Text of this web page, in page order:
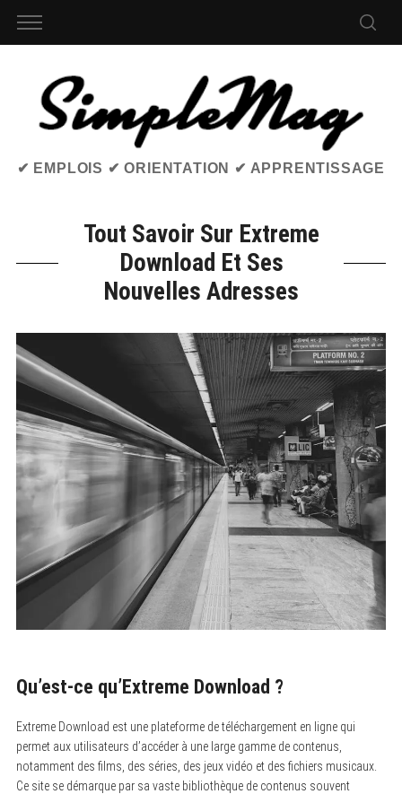
✔ EMPLOIS ✔ ORIENTATION ✔ APPRENTISSAGE
Tout Savoir Sur Extreme
Download Et Ses
Nouvelles Adresses
Qu’est-ce qu’Extreme Download ?
Extreme Download est une plateforme de téléchargement en ligne qui
permet aux utilisateurs d’accéder à une large gamme de contenus,
notamment des films, des séries, des jeux vidéo et des fichiers musicaux.
Ce site se démarque par sa vaste bibliothèque de contenus souvent